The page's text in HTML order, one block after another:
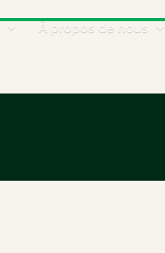
À propos de nous